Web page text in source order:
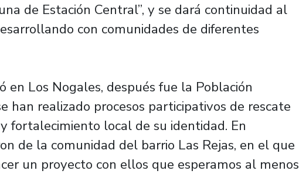
de Estación Central”, y se dará continuidad al
con comunidades de diferentes
en Los Nogales, después fue la Población
han realizado procesos participativos de rescate
fortalecimiento local de su identidad. En
de la comunidad del barrio Las Rejas, en el que
un proyecto con ellos que esperamos al menos